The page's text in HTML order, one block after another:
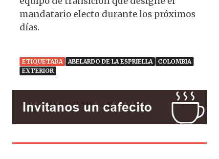
mandatario electo durante los próximos
días.
ETIQUETADA ABELARDO DE LA ESPRIELLA
COLOMBIA
EXTERIOR